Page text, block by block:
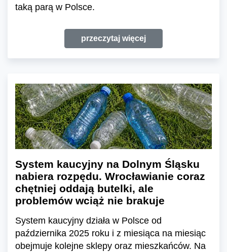
taką parą w Polsce.
przeczytaj więcej
System kaucyjny na Dolnym Śląsku
nabiera rozpędu. Wrocławianie coraz
chętniej oddają butelki, ale
problemów wciąż nie brakuje
System kaucyjny działa w Polsce od
października 2025 roku i z miesiąca na miesiąc
obejmuje kolejne sklepy oraz mieszkańców. Na